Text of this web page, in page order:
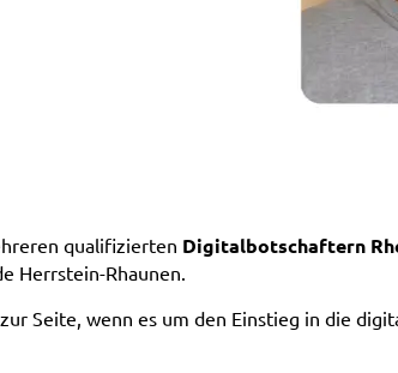
qualifizierten Digitalbotschaftern
Herrstein-Rhaunen.
Seite, wenn es um den Einstieg in die